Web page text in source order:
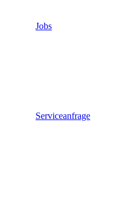
Jobs
Serviceanfrage